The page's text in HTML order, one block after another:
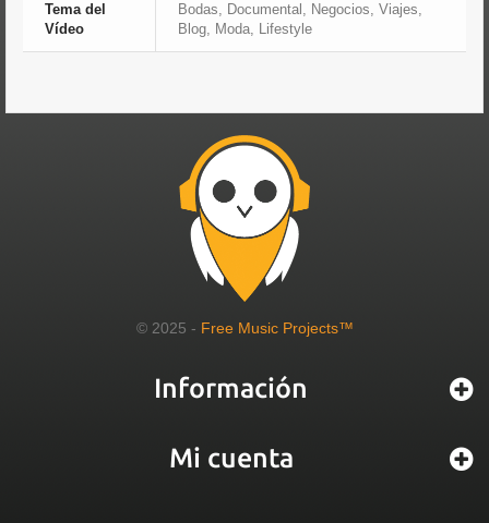
Tema del
Vídeo
Bodas, Documental, Negocios, Viajes,
Blog, Moda, Lifestyle
© 2025 - Free Music Projects™
Información
Mi cuenta